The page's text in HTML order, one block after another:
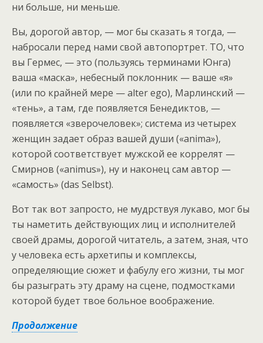
ни больше, ни меньше.
Вы, дорогой автор, — мог бы сказать я тогда, —
набросали перед нами свой автопортрет. ТО, что
вы Гермес, — это (пользуясь терминами Юнга)
ваша «маска», небесный поклонник — ваше «я»
(или по крайней мере — alter ego), Марлинский —
«тень», а там, где появляется Бенедиктов, —
появляется «зверочеловек»; система из четырех
женщин задает образ вашей души («anima»),
которой соответствует мужской ее коррелят —
Смирнов («animus»), ну и наконец сам автор —
«самость» (das Selbst).
Вот так вот запросто, не мудрствуя лукаво, мог бы
ты наметить действующих лиц и исполнителей
своей драмы, дорогой читатель, а затем, зная, что
у человека есть архетипы и комплексы,
определяющие сюжет и фабулу его жизни, ты мог
бы разыграть эту драму на сцене, подмостками
которой будет твое больное воображение.
Продолжение